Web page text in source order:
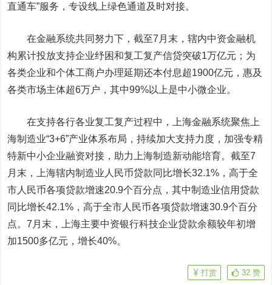
直通车”服务，专设线上绿色通道及时对接。
在金融系统共同努力下，截至7月末，辖内中资金融机
构累计投放支持企业纾困和复工复产信贷突破1万亿元；为
各类企业和个体工商户办理延期还本付息超1900亿元，惠及
各类市场主体超6万户，其中99%以上是中小微企业。
在支持各行各业复工复产过程中，上海金融系统聚焦上
海制造业“3+6”产业体系布局，持续加大支持力度，加强专精
特新中小企业融资对接，助力上海制造新动能培育。截至7
月末，上海辖内制造业人民币贷款同比增长32.1%，高于全
市人民币各项贷款增速20.9个百分点，其中制造业信用贷款
同比增长42.1%，高于全市人民币各项贷款增速30.9个百分
点。7月末，上海主要中资银行科技企业贷款余额较年初增
加1500多亿元，增长40%。
32 赞
打赏